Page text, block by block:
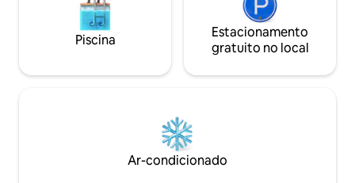
Piscina
Estacionamento
gratuito no local
Ar-condicionado